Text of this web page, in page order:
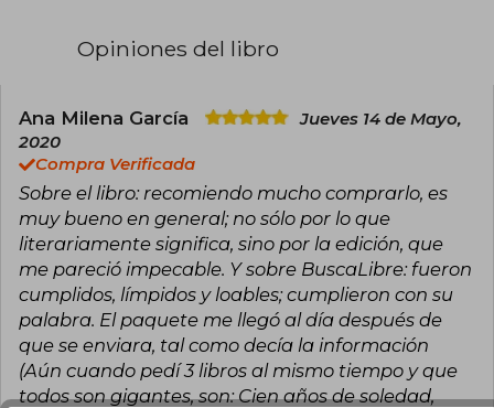
conocido y a la cual muchos críticos han
universal, cuya cantidad de ediciones y
traducciones solo es superada por la Biblia. A
Cervantes se le ha dado el apelativo de
«Príncipe de los Ingenios».
Opiniones del libro
Ana Milena García
Jueves 14 de Mayo,
2020
Compra Verificada
Sobre el libro: recomiendo mucho comprarlo, es
muy bueno en general; no sólo por lo que
literariamente significa, sino por la edición, que
me pareció impecable. Y sobre BuscaLibre: fueron
cumplidos, límpidos y loables; cumplieron con su
palabra. El paquete me llegó al día después de
que se enviara, tal como decía la información
(Aún cuando pedí 3 libros al mismo tiempo y que
todos son gigantes, son: Cien años de soledad,